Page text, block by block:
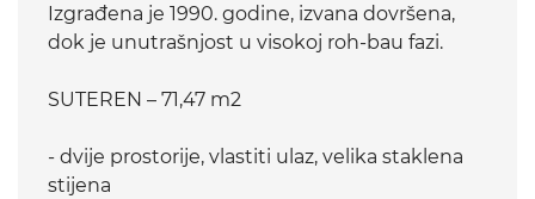
Izgrađena je 1990. godine, izvana dovršena,
dok je unutrašnjost u visokoj roh-bau fazi.
SUTEREN – 71,47 m2
- dvije prostorije, vlastiti ulaz, velika staklena
stijena